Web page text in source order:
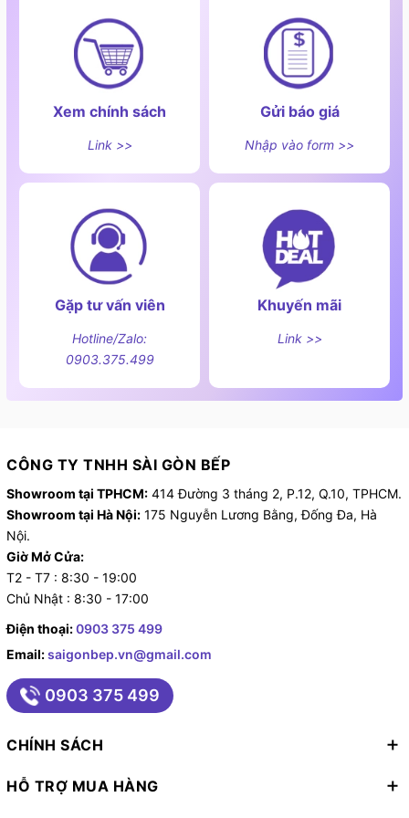
Xem chính sách
Link >>
Gửi báo giá
Nhập vào form >>
Gặp tư vấn viên
Hotline/Zalo:
0903.375.499
Khuyến mãi
Link >>
CÔNG TY TNHH SÀI GÒN BẾP
Showroom tại TPHCM: 414 Đường 3 tháng 2, P.12, Q.10, TPHCM.
Showroom tại Hà Nội: 175 Nguyễn Lương Bằng, Đống Đa, Hà
Nội.
Giờ Mở Cửa:
T2 - T7 : 8:30 - 19:00
Chủ Nhật : 8:30 - 17:00
Điện thoại:0903 375 499
Email:saigonbep.vn@gmail.com
0903 375 499
CHÍNH SÁCH
HỖ TRỢ MUA HÀNG